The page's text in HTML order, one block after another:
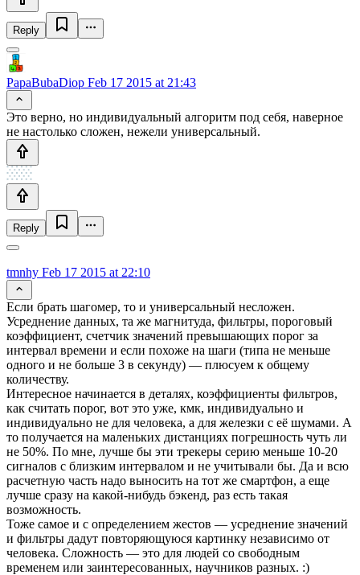
Reply
PapaBubaDiop Feb 17 2015 at 21:43
Это верно, но индивидуальный алгоритм под себя, наверное
не настолько сложен, нежели универсальный.
Reply
tmnhy Feb 17 2015 at 22:10
Если брать шагомер, то и универсальный несложен.
Усреднение данных, та же магнитуда, фильтры, пороговый
коэффициент, счетчик значений превышающих порог за
интервал времени и если похоже на шаги (типа не меньше
одного и не больше 3 в секунду) — плюсуем к общему
количеству.
Интересное начинается в деталях, коэффициенты фильтров,
как считать порог, вот это уже, кмк, индивидуально и
индивидуально не для человека, а для железки с её шумами. А
то получается на маленьких дистанциях погрешность чуть ли
не 50%. По мне, лучше бы эти трекеры серию меньше 10-20
сигналов с близким интервалом и не учитывали бы. Да и всю
расчетную часть надо выносить на тот же смартфон, а еще
лучше сразу на какой-нибудь бэкенд, раз есть такая
возможность.
Тоже самое и с определением жестов — усреднение значений
и фильтры дадут повторяющуюся картинку независимо от
человека. Сложность — это для людей со свободным
временем или заинтересованных, научников разных. :)